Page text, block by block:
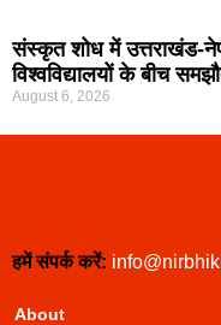
संस्कृत शोध में उत्तराखंड-
विश्वविद्यालयों के बीच
August 6, 2026
हमें संपर्क करें:
About